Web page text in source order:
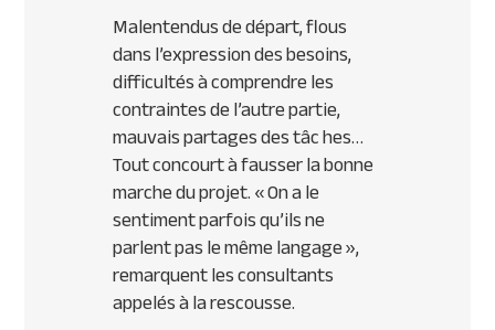
Malentendus de départ, flous
dans l’expression des besoins,
difficultés à comprendre les
contraintes de l’autre partie,
mauvais partages des tâc hes…
Tout concourt à fausser la bonne
marche du projet.« On a le
sentiment parfois qu’ils ne
parlent pas le même langage »,
remarquent les consultants
appelés à la rescousse.